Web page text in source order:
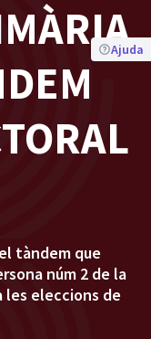
Ajuda
tàndem que
núm 2 de la
les eleccions de